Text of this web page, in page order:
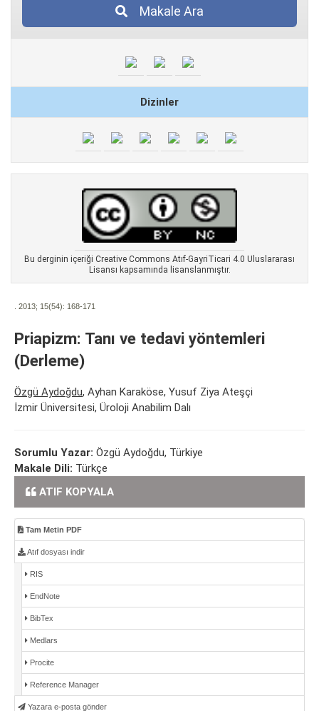
Makale Ara
Dizinler
Bu derginin içeriği Creative Commons Atıf-GayriTicari 4.0 Uluslararası
Lisansı kapsamında lisanslanmıştır.
. 2013; 15(54): 168-171
Priapizm: Tanı ve tedavi yöntemleri
(Derleme)
Özgü Aydoğdu, Ayhan Karaköse, Yusuf Ziya Ateşçi
İzmir Üniversitesi, Üroloji Anabilim Dalı
Sorumlu Yazar: Özgü Aydoğdu, Türkiye
Makale Dili: Türkçe
ATIF KOPYALA
Tam Metin PDF
Atıf dosyası indir
RIS
EndNote
BibTex
Medlars
Procite
Reference Manager
Yazara e-posta gönder